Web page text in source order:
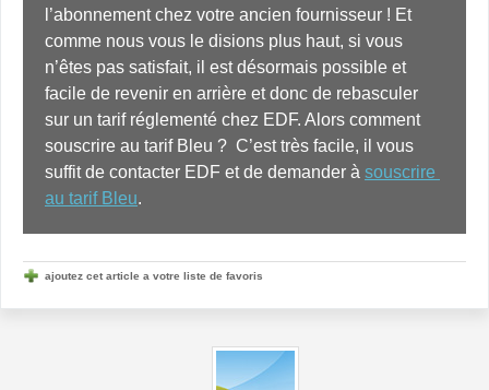
l’abonnement chez votre ancien fournisseur ! Et
comme nous vous le disions plus haut, si vous
n’êtes pas satisfait, il est désormais possible et
facile de revenir en arrière et donc de rebasculer
sur un tarif réglementé chez EDF. Alors comment
souscrire au tarif Bleu ?  C’est très facile, il vous
suffit de contacter EDF et de demander à souscrire
au tarif Bleu.
ajoutez cet article a votre liste de favoris